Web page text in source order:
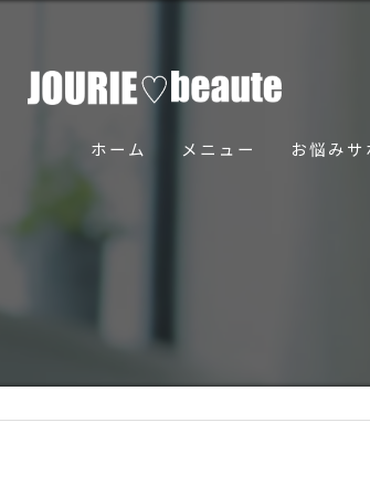
ホーム メニュー お悩みサ